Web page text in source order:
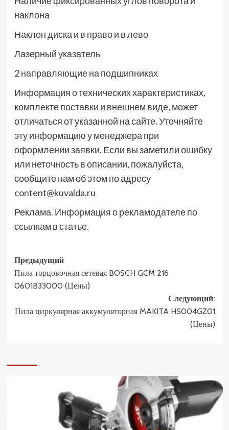
наклона
Наклон диска и в право и в лево
Лазерный указатель
2 направляющие на подшипниках
Информация о технических характеристиках,
комплекте поставки и внешнем виде, может
отличаться от указанной на сайте. Уточняйте
эту информацию у менеджера при
оформлении заявки. Если вы заметили ошибку
или неточность в описании, пожалуйста,
сообщите нам об этом по адресу
content@kuvalda.ru
Реклама. Информация о рекламодателе по
ссылкам в статье.
Навигация
записи
Предыдущий
Пила торцовочная сетевая BOSCH GCM 216
0601B33000 (Цены)
Следующий:
Пила циркулярная аккумуляторная MAKITA HS004GZ01
(Цены)